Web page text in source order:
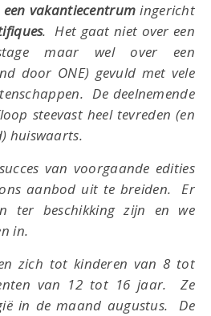
een vakantiecentrum ingericht
. Het gaat niet over een
stage maar wel over een
door ONE) gevuld met vele
De deelnemende
steevast heel tevreden (en
huiswaarts.
van voorgaande edities
aanbod uit te breiden. Er
ter beschikking zijn en we
in.
zich tot kinderen van 8 tot
van 12 tot 16 jaar. Ze
in de maand augustus. De